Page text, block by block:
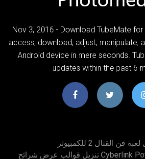
Nov 3, 2016 - Download TubeMate
access, download, adjust, manipulate,
Android device in mere seconds.
updates within the past 6
فن القتال 2 للكمبيوتر